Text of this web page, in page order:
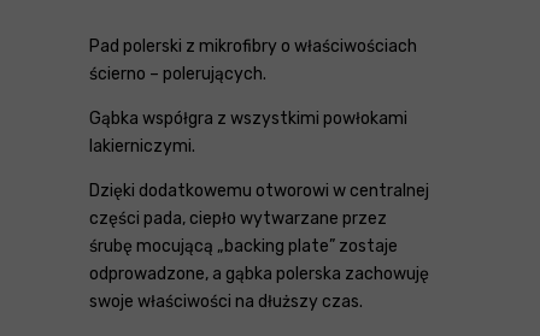
Pad polerski z mikrofibry o właściwościach
ścierno – polerujących.
Gąbka współgra z wszystkimi powłokami
lakierniczymi.
Dzięki dodatkowemu otworowi w centralnej
części pada, ciepło wytwarzane przez
śrubę mocującą „backing plate” zostaje
odprowadzone, a gąbka polerska zachowuję
swoje właściwości na dłuższy czas.